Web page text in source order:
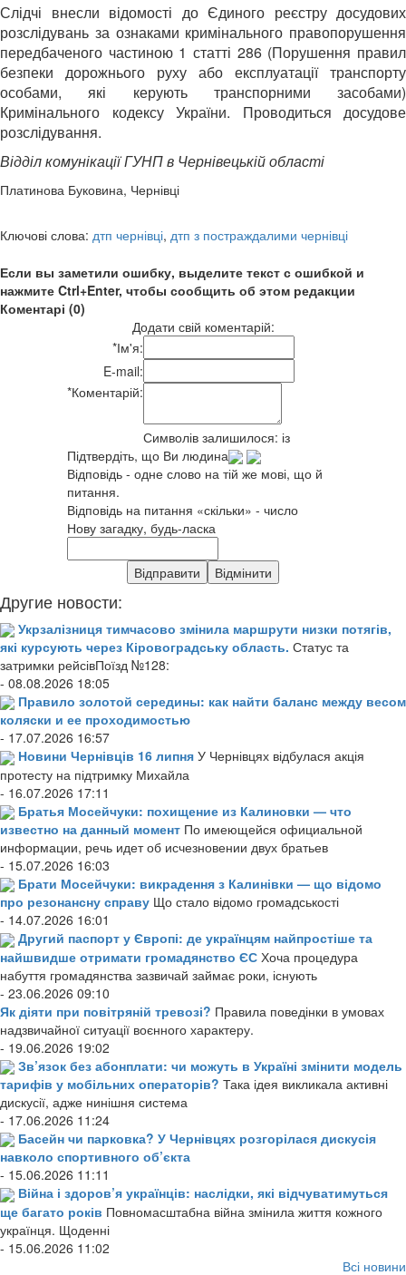
Слідчі внесли відомості до Єдиного реєстру досудових
розслідувань за ознаками кримінального правопорушення
передбаченого частиною 1 статті 286 (Порушення правил
безпеки дорожнього руху або експлуатації транспорту
особами, які керують транспорними засобами)
Кримінального кодексу України. Проводиться досудове
розслідування.
Відділ комунікації ГУНП в Чернівецькій області
Платинова Буковина, Чернівці
Ключові слова: дтп чернівці, дтп з постраждалими чернівці
Если вы заметили ошибку, выделите текст с ошибкой и
нажмите Ctrl+Enter, чтобы сообщить об этом редакции
Коментарі (0)
Додати свій коментарій:
*Ім'я:
E-mail:
*Коментарій:
Символів залишилося: із
Підтвердіть, що Ви людина
Відповідь - одне слово на тій же мові, що й
питання.
Відповідь на питання «скільки» - число
Нову загадку, будь-ласка
Другие новости:
Укрзалізниця тимчасово змінила маршрути низки потягів,
які курсують через Кіровоградську область. Статус та
затримки рейсівПоїзд №128:
- 08.08.2026 18:05
Правило золотой середины: как найти баланс между весом
коляски и ее проходимостью
- 17.07.2026 16:57
Новини Чернівців 16 липня У Чернівцях відбулася акція
протесту на підтримку Михайла
- 16.07.2026 17:11
Братья Мосейчуки: похищение из Калиновки — что
известно на данный момент По имеющейся официальной
информации, речь идет об исчезновении двух братьев
- 15.07.2026 16:03
Брати Мосейчуки: викрадення з Калинівки — що відомо
про резонансну справу Що стало відомо громадськості
- 14.07.2026 16:01
Другий паспорт у Європі: де українцям найпростіше та
найшвидше отримати громадянство ЄС Хоча процедура
набуття громадянства зазвичай займає роки, існують
- 23.06.2026 09:10
Як діяти при повітряній тревозі? Правила поведінки в умовах
надзвичайної ситуації воєнного характеру.
- 19.06.2026 19:02
Зв’язок без абонплати: чи можуть в Україні змінити модель
тарифів у мобільних операторів? Така ідея викликала активні
дискусії, адже нинішня система
- 17.06.2026 11:24
Басейн чи парковка? У Чернівцях розгорілася дискусія
навколо спортивного об’єкта
- 15.06.2026 11:11
Війна і здоров’я українців: наслідки, які відчуватимуться
ще багато років Повномасштабна війна змінила життя кожного
українця. Щоденні
- 15.06.2026 11:02
Всі новини